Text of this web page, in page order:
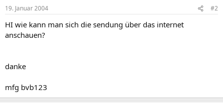
19. Januar 2004 #2
HI wie kann man sich die sendung über das internet
anschauen?
danke
mfg bvb123